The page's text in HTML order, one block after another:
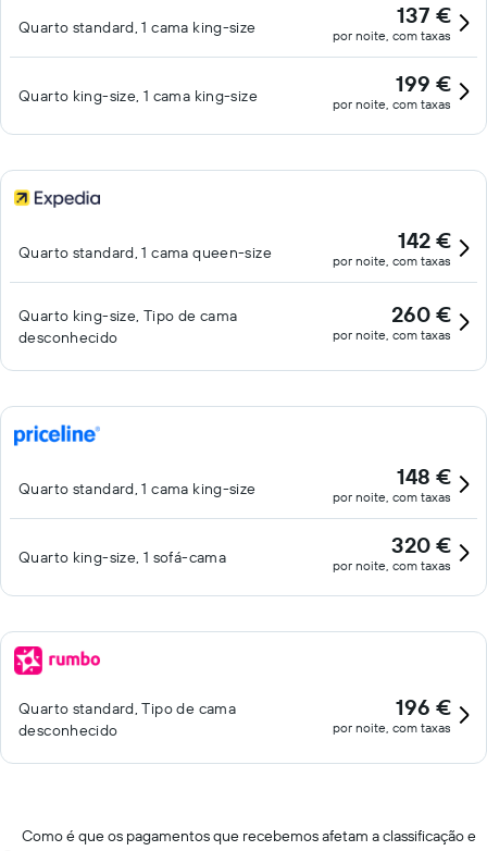
Quarto standard, 1 cama king-size 137 €
por noite, com taxas
Quarto king-size, 1 cama king-size 199 €
por noite, com taxas
Quarto standard, 1 cama queen-size 142 €
por noite, com taxas
Quarto king-size, Tipo de cama
desconhecido
260 €
por noite, com taxas
Quarto standard, 1 cama king-size 148 €
por noite, com taxas
Quarto king-size, 1 sofá-cama 320 €
por noite, com taxas
Quarto standard, Tipo de cama
desconhecido
196 €
por noite, com taxas
Como é que os pagamentos que recebemos afetam a classificação e